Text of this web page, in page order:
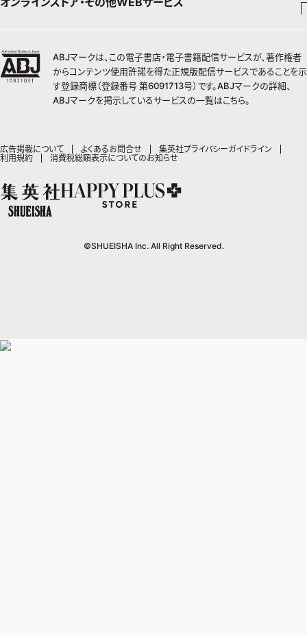
チームJマダム特集
Vジャンプ
少年ジャンプ+
ジャンプTOON
ZEBRACK
集英社ジャンプリミックス
S-MANGA
集英社ジャンプリミックス
集英社コミック文庫
ヤングジャンプ定期購読デジタル
ヤンジャン！
となりのヤングジャンプ
グランドジャンプ
少女マンガ
ZEBRACK
S-MANGA
集英社コミック文庫
別冊マーガレット
リマコミ
マンガMeets
ジャンプTOON
ZEBRACK
S-MANGA
マンガMee公式サイト
リマコミ
マンガMeets
Cookie
MAQUIA
SPUR
HAPPY PLUS ONE
MEN'S NON-NO
UOMO
芸能・情報・スポーツ
週プレNEWS
週プレ グラジャパ!
Sportiva
文芸・文庫・総合
集英社 文芸ステーション
web 集英社文庫
1日5分で、明日は変わる よみタイ yomitai
集英社学芸部 - 学芸・ノンフィクション
集英社ビジネス書
kotoba
情報・知識＆オピニオン imidas
ライトノベル・ノベライズ
集英社オレンジ文庫
JUMP j-BOOKS
集英社Webマガジン コバルト
OTO
SHUEISHA MANGA-ART HERITAGE
ジャンプキャラクターズストア
LEEマルシェ
eclat premium
mirabella
その他WEBサービス
集英社アドナビ
集英社エディターズ・ラボ
広告掲載について よくあるお問合せ
集英社プライバシーガイドライン
利用規約
消費税総額表示についてのお知らせ
ABJマークは、この電子書店・電子書籍配信サービスが、著作権者
からコンテンツ使用許諾を得た正規版配信サービスであることを示
す登録商標（登録番号 第6091713号）です。ABJマークの詳細、
ABJマークを掲示しているサービスの一覧はこちら。
©SHUEISHA Inc. All Right Reserved.